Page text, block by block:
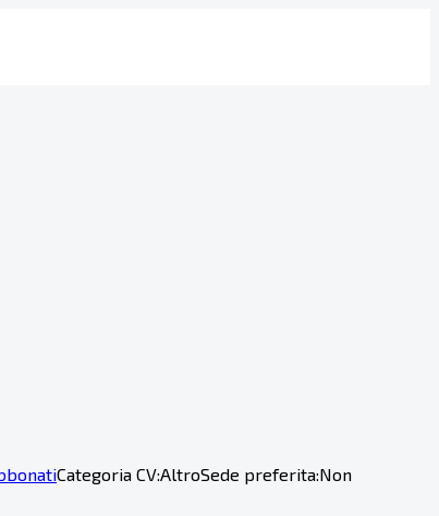
Categoria CV:AltroSede preferita:Non